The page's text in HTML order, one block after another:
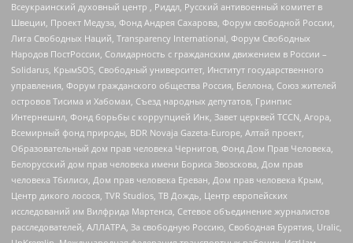
Всеукраинский духовный центр , Риддл, Русский антивоенный комитет в
Швеции, Проект Медуза, Фонд Андрея Сахарова, Форум свободной России,
Лига Свободных Наций, Transparеncy International, Форум Свободных
Народов ПостРоссии, Солидарность с гражданским движением в России –
Solidarus, КрымSOS, Свободный университет, Институт государственного
управления, Форум гражданского общества Россия, Беллона, Союз жителей
островов Тисима и Хабомаи, Съезд народных депутатов, Гринпис
Интернешнл, Фонд борьбы с коррупцией Инк, Завет церквей TCCN, Агора,
Всемирный фонд природы, BDR Novaja Gazeta-Europe, Алтай проект,
Образовательный дом прав человека Чернигов, Фонд Дом Прав Человека,
Белорусский дом прав человека имени Бориса Звозскова, Дом прав
человека Тбилиси, Дом прав человека Ереван, Дом прав человека Крым,
Центр дикого лосося, TVR Studios, ТВ Дождь, Центр европейских
исследований им Вилфрида Мартенса, Сетевое объединение журналистов
расследователей, АЛЛАТРА, За свободную Россию, Свободная Бурятия, Uralic,